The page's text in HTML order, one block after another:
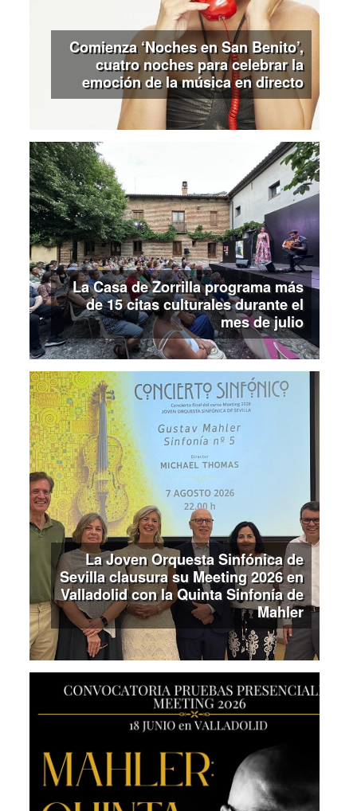
Comienza ‘Noches en San Benito’,
cuatro noches para celebrar la
emoción de la música en directo
La Casa de Zorrilla programa más
de 15 citas culturales durante el
mes de julio
La Joven Orquesta Sinfónica de
Sevilla clausura su Meeting 2026 en
Valladolid con la Quinta Sinfonía de
Mahler